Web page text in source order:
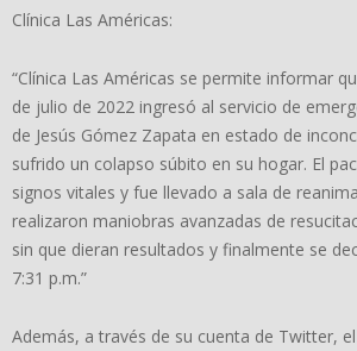
Clínica Las Américas:
“Clínica Las Américas se permite informar
de julio de 2022 ingresó al servicio de
de Jesús Gómez Zapata en estado de
sufrido un colapso súbito en su hogar. El
signos vitales y fue llevado a sala de
realizaron maniobras avanzadas de
sin que dieran resultados y finalmente se
7:31 p.m.”
Además, a través de su cuenta de Twitter,